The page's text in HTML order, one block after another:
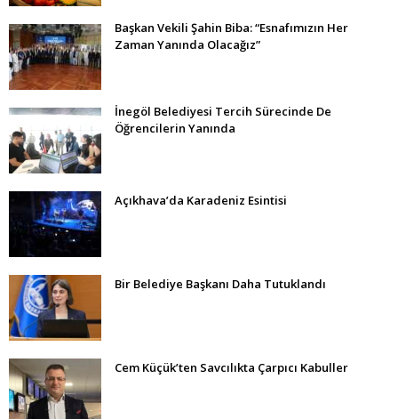
Başkan Vekili Şahin Biba: “Esnafımızın Her
Zaman Yanında Olacağız”
İnegöl Belediyesi Tercih Sürecinde De
Öğrencilerin Yanında
Açıkhava’da Karadeniz Esintisi
Bir Belediye Başkanı Daha Tutuklandı
Cem Küçük’ten Savcılıkta Çarpıcı Kabuller